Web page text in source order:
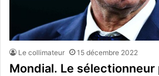
Le collimateur 15 décembre 2022
Mondial. Le